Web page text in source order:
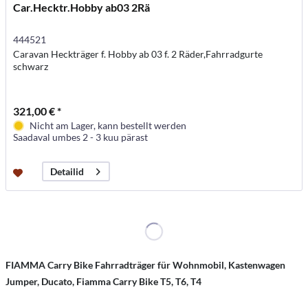
Car.Hecktr.Hobby ab03 2Rä
444521
Caravan Heckträger f. Hobby ab 03 f. 2 Räder,Fahrradgurte
schwarz
321,00 € *
Nicht am Lager, kann bestellt werden
Saadaval umbes 2 - 3 kuu pärast
Detailid
FIAMMA Carry Bike Fahrradträger für Wohnmobil, Kastenwagen
Jumper, Ducato, Fiamma Carry Bike T5, T6, T4